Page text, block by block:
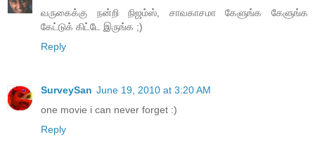
வருகைக்கு நன்றி நிஜம்ஸ், சாவகாசமா கேளுங்க கேளுங்க
கேட்டுக் கிட்டே இருங்க ;)
Reply
SurveySan June 19, 2010 at 3:20 AM
one movie i can never forget :)
Reply